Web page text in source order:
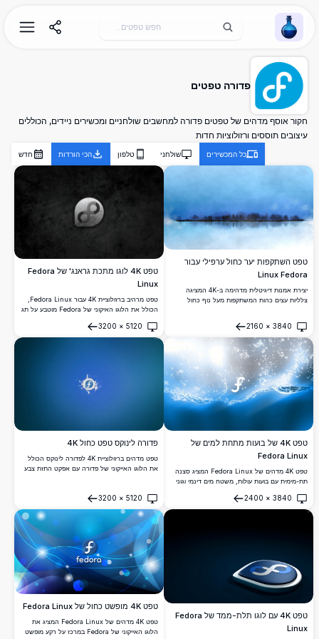
Wallpaper Alchemy
פדורה טפטים
חקור אוסף מדהים של טפטים פדורה למחשבים שולחניים ומכשירים ניידים, הכוללים
עיצובים תוססים ורזולוציות חדות
כל המכשירים שולחני טלפון הכי הורדות חדש
טפט השתקפות יער כחול ערפילי עבור
Linux Fedora
יצירת אמנות דיגיטלית מדהימה ב-4K המציגה
צלליות עצים כהות המשתקפות מעל נוף כחול
במיוחד.3840
×
2160
פתח
טפט 4K לוגו מתכת גראנג' של Fedora
Linux
טפט מרהיב ברזולוציית 4K עבור Fedora Linux,
הכולל את הלוגו האיקוני של Fedora מוטבע על תג
לחובבי Linux והתאמה אישית של שולחן העבודה.5120
×
3200
פתח
טפט 4K של בועות מתחת למים של
Fedora Linux
טפט 4K מדהים של Fedora Linux המציג סצנה
תת-מימית עם בועות עולות, משטח מים דינמי וגוני
בין קרני מים וקרני אור צלולים.
3840
×
2400
פתח
פדורה לינוקס טפט כחול 4K
טפט מדהים ברזולוציית 4K לפדורה לינוקס הכולל
את הלוגו האייקוני של פדורה עם אפקט התזת צבע
5120
×
3200
פתח
טפט 4K עם לוגו תלת-ממד של Fedora
Linux
טפט 4K מופשט כחול של Fedora Linux
טפט 4K מדהים של Fedora Linux המציג את
הלוגו האייקוני של Fedora במרכז על רקע מופשט